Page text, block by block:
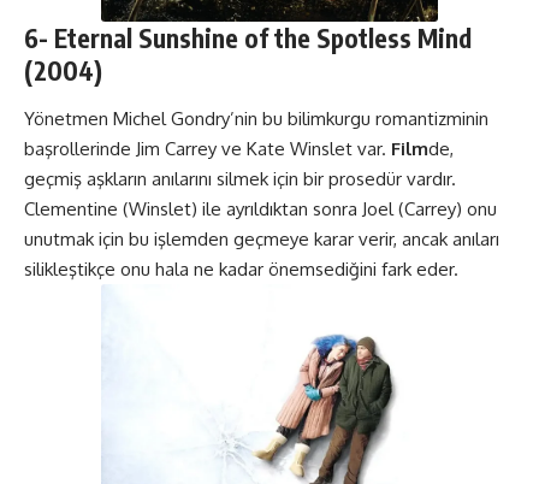
6- Eternal Sunshine of the Spotless Mind
(2004)
Yönetmen Michel Gondry’nin bu bilimkurgu romantizminin
başrollerinde Jim Carrey ve Kate Winslet var. Filmde,
geçmiş aşkların anılarını silmek için bir prosedür vardır.
Clementine (Winslet) ile ayrıldıktan sonra Joel (Carrey) onu
unutmak için bu işlemden geçmeye karar verir, ancak anıları
silikleştikçe onu hala ne kadar önemsediğini fark eder.